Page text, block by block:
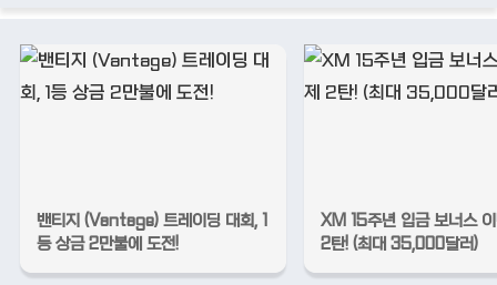
밴티지 (Vantage) 트레이딩 대회, 1
등 상금 2만불에 도전!
XM 15주년 입금 보너스
2탄! (최대 35,000달러)